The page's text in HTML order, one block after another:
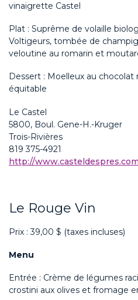
vinaigrette Castel
Plat : Suprême de volaille
Voltigeurs, tombée de
veloutine au romarin et
Dessert : Moelleux au
équitable
Le Castel
5800, Boul. Gene-H.-Kruger
Trois-Rivières
819 375-4921
http://www.casteldespres.com
Le Rouge Vin
Prix : 39,00 $ (taxes incluses)
Menu
Entrée : Crème de légumes
crostini aux olives et fromage